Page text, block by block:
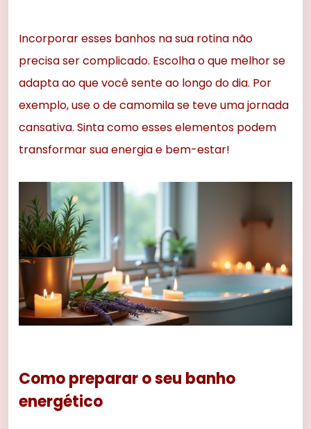
Incorporar esses banhos na sua rotina não
precisa ser complicado. Escolha o que melhor se
adapta ao que você sente ao longo do dia. Por
exemplo, use o de camomila se teve uma jornada
cansativa. Sinta como esses elementos podem
transformar sua energia e bem-estar!
Como preparar o seu banho
energético